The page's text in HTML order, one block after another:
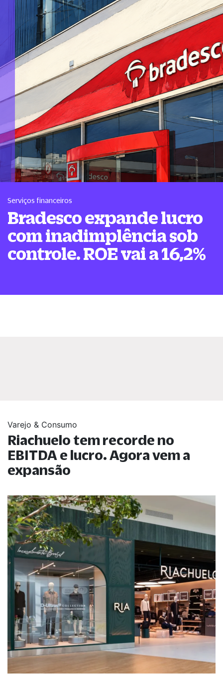
Serviços financeiros
Bradesco expande lucro
com inadimplência sob
controle. ROE vai a 16,2%
Varejo & Consumo
Riachuelo tem recorde no
EBITDA e lucro. Agora vem a
expansão